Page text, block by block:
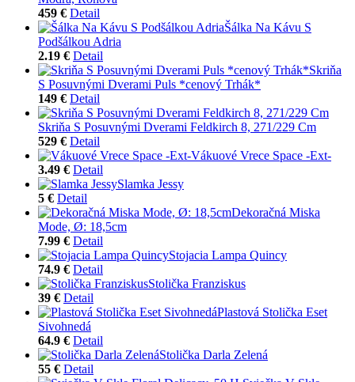
459 € Detail
Šálka Na Kávu S
Podšálkou Adria
2.19 € Detail
Skriňa
S Posuvnými Dverami Puls *cenový Trhák*
149 € Detail
Skriňa S Posuvnými Dverami Feldkirch 8, 271/229 Cm
529 € Detail
Vákuové Vrece Space -Ext-
3.49 € Detail
Slamka Jessy
5 € Detail
Dekoračná Miska
Mode, Ø: 18,5cm
7.99 € Detail
Stojacia Lampa Quincy
74.9 € Detail
Stolička Franziskus
39 € Detail
Plastová Stolička Eset
Sivohnedá
64.9 € Detail
Stolička Darla Zelená
55 € Detail